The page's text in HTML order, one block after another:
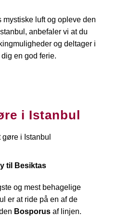
mystiske luft og opleve den
anbefaler vi at du
og deltager i
en god ferie.
i Istanbul
til Besiktas
og mest behagelige
er at ride på en af de
Bosporus af linjen.